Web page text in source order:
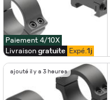
Paiement 4/10X
Livraison gratuite Expé. 1j
ajouté il y a 3 heures